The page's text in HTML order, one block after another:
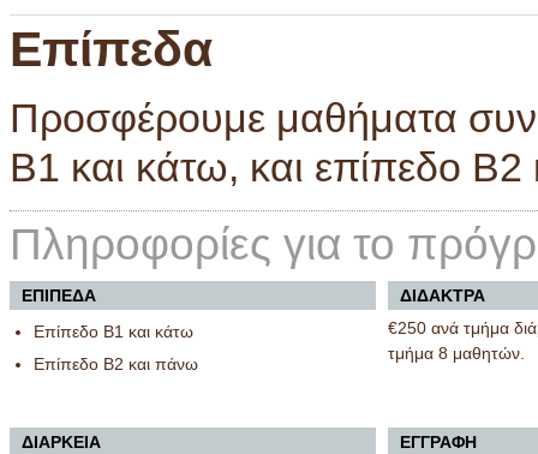
Επίπεδα
Προσφέρουμε μαθήματα
B1 και κάτω, και επίπεδο
Πληροφορίες για το
ΕΠΙΠΕΔΑ
Επίπεδο B1 και κάτω
Επίπεδο Β2 και πάνω
ΔΙΔΑΚΤΡΑ
€250 ανά τμήμα
τμήμα 8 μαθητών.
ΔΙΑΡΚΕΙΑ
ΕΓΓΡΑΦΗ